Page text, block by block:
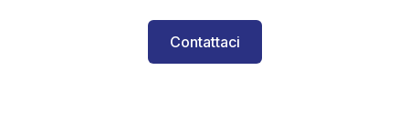
Contattaci